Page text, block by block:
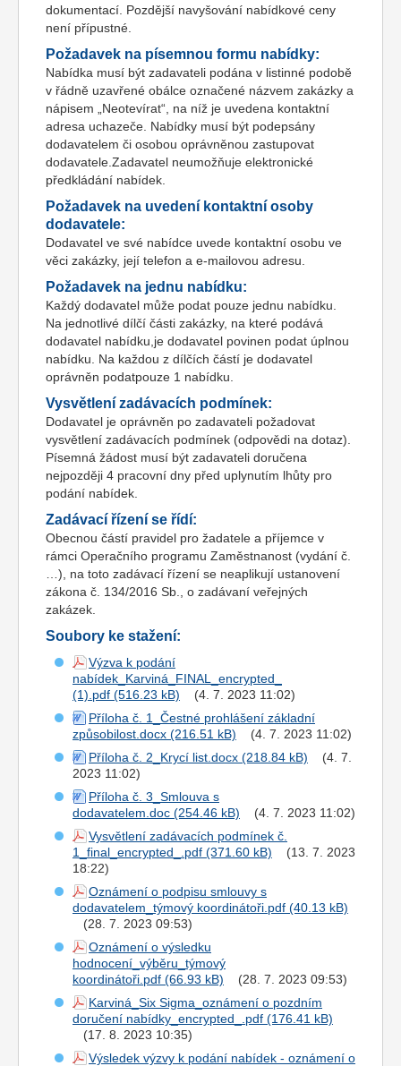
dokumentací. Pozdější navyšování nabídkové ceny
není přípustné.
Požadavek na písemnou formu nabídky:
Nabídka musí být zadavateli podána v listinné podobě
v řádně uzavřené obálce označené názvem zakázky a
nápisem „Neotevírat“, na níž je uvedena kontaktní
adresa uchazeče. Nabídky musí být podepsány
dodavatelem či osobou oprávněnou zastupovat
dodavatele.Zadavatel neumožňuje elektronické
předkládání nabídek.
Požadavek na uvedení kontaktní osoby
dodavatele:
Dodavatel ve své nabídce uvede kontaktní osobu ve
věci zakázky, její telefon a e-mailovou adresu.
Požadavek na jednu nabídku:
Každý dodavatel může podat pouze jednu nabídku.
Na jednotlivé dílčí části zakázky, na které podává
dodavatel nabídku,je dodavatel povinen podat úplnou
nabídku. Na každou z dílčích částí je dodavatel
oprávněn podatpouze 1 nabídku.
Vysvětlení zadávacích podmínek:
Dodavatel je oprávněn po zadavateli požadovat
vysvětlení zadávacích podmínek (odpovědi na dotaz).
Písemná žádost musí být zadavateli doručena
nejpozději 4 pracovní dny před uplynutím lhůty pro
podání nabídek.
Zadávací řízení se řídí:
Obecnou částí pravidel pro žadatele a příjemce v
rámci Operačního programu Zaměstnanost (vydání č.
…), na toto zadávací řízení se neaplikují ustanovení
zákona č. 134/2016 Sb., o zadávaní veřejných
zakázek.
Soubory ke stažení:
Výzva k podání
nabídek_Karviná_FINAL_encrypted_
(1).pdf
(4. 7. 2023 11:02)
Příloha č. 1_Čestné prohlášení základní
způsobilost.docx
(4. 7. 2023 11:02)
Příloha č. 2_Krycí list.docx
(4. 7.
2023 11:02)
Příloha č. 3_Smlouva s
dodavatelem.doc
(4. 7. 2023 11:02)
Vysvětlení zadávacích podmínek č.
1_final_encrypted_.pdf
(13. 7. 2023
18:22)
Oznámení o podpisu smlouvy s
dodavatelem_týmový koordinátoři.pdf
(28. 7. 2023 09:53)
Oznámení o výsledku
hodnocení_výběru_týmový
koordinátoři.pdf
(28. 7. 2023 09:53)
Karviná_Six Sigma_oznámení o pozdním
doručení nabídky_encrypted_.pdf
(17. 8. 2023 10:35)
Výsledek výzvy k podání nabídek - oznámení o